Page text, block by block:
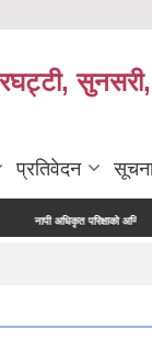
प्रतिवेदन
अधिकृत परिक्षाको अन्तिम नतिजा